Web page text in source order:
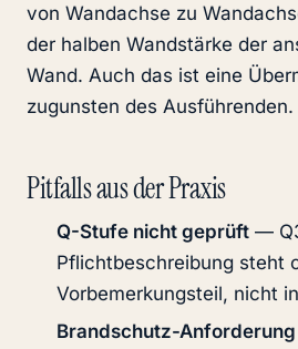
von Wandachse zu
der halben Wandstärke der
Wand. Auch das ist eine
zugunsten des Ausführenden.
Pitfalls aus der Praxis
Q-Stufe nicht geprüft —
Pflichtbeschreibung steht
Vorbemerkungsteil, nicht
Brandschutz-